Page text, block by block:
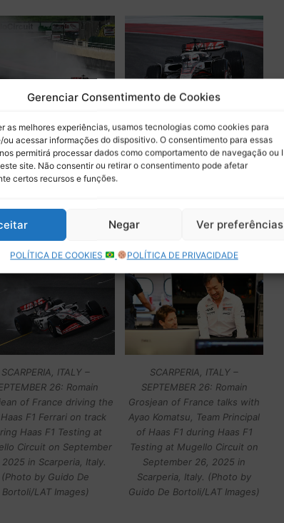
Gerenciar Consentimento de Cookies
as melhores experiências, usamos tecnologias como cookies para
ou acessar informações do dispositivo. O consentimento para essas
permitirá processar dados como comportamento de navegação ou
site. Não consentir ou retirar o consentimento pode afetar
certos recursos e funções.
Negar Ver preferências
POLÍTICA DE COOKIES POLÍTICA DE PRIVACIDADE
SCARPERIA, ITALY –
26: Romain
of France driving the
F1 Ferrari on track
Haas F1 Testing at
2025 in Scarperia, Italy.
(Photo by Guido De
Bortoli/LAT Images)
SCARPERIA, ITALY –
SEPTEMBER 26: Romain
Grosjean of France driving the
(8) Haas F1 Ferrari on track
(Photo by Guido De
SCARPERIA, ITALY –
26: Romain
of France driving the
F1 Ferrari on track
Haas F1 Testing at
Circuit on September
in Scarperia, Italy.
(Photo by Guido De
Bortoli/LAT Images)
SCARPERIA, ITALY –
SEPTEMBER 26: Romain
Grosjean of France talks with
Ayao Komatsu, Team Principal
of Haas F1 during Haas F1
Testing at Mugello Circuit on
September 26, 2025 in
Scarperia, Italy. (Photo by
Guido De Bortoli/LAT Images)